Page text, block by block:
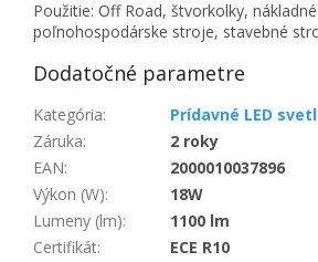
Použitie: Off Road, štvorkolky,
poľnohospodárske stroje, stavebné
Dodatočné parametre
Kategória:
Prídavné LED
Záruka:
2 roky
EAN:
2000010037896
Výkon (W):
18W
Lumeny (lm):
1100 lm
Certifikát:
ECE R10